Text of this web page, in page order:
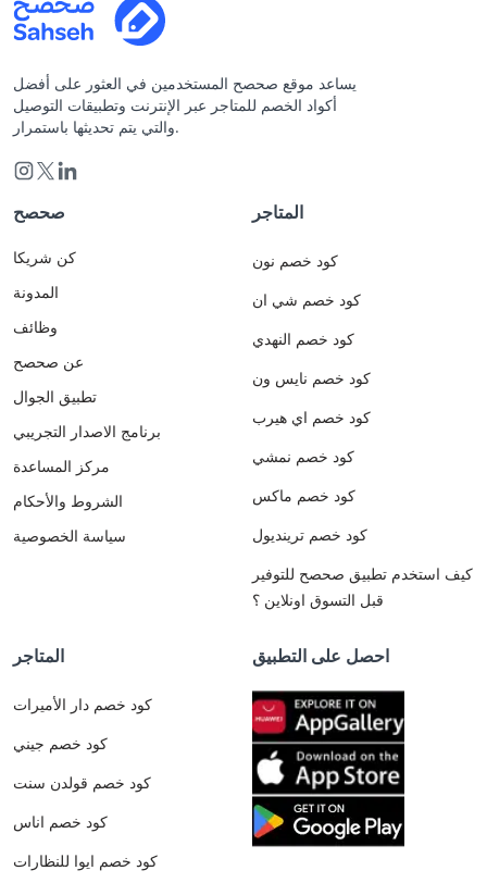
يساعد موقع صحصح المستخدمين في العثور على أفضل
أكواد الخصم للمتاجر عبر الإنترنت وتطبيقات التوصيل
والتي يتم تحديثها باستمرار.
صحصح
كن شريكا
المدونة
وظائف
عن صحصح
تطبيق الجوال
برنامج الاصدار التجريبي
مركز المساعدة
الشروط والأحكام
سياسة الخصوصية
المتاجر
كود خصم نون
كود خصم شي ان
كود خصم النهدي
كود خصم نايس ون
كود خصم اي هيرب
كود خصم نمشي
كود خصم ماكس
كود خصم ترينديول
كيف استخدم تطبيق صحصح للتوفير
قبل التسوق اونلاين ؟
المتاجر
كود خصم دار الأميرات
كود خصم جيني
كود خصم قولدن سنت
كود خصم اناس
كود خصم ايوا للنظارات
احصل على التطبيق